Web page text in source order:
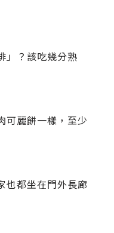
」？該吃幾分熟
可麗餅一樣，至少
也都坐在門外長廊